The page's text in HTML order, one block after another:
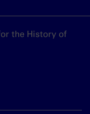
the History of